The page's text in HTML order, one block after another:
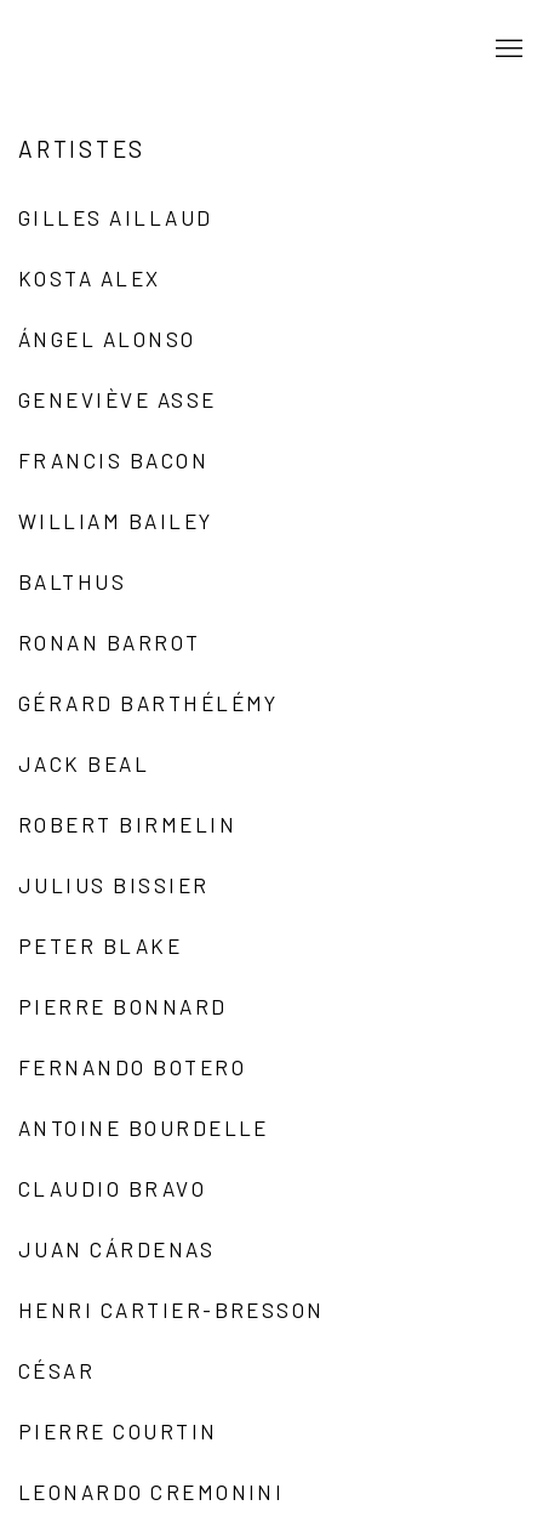
ARTISTES
GILLES AILLAUD
KOSTA ALEX
ÁNGEL ALONSO
GENEVIÈVE ASSE
FRANCIS BACON
WILLIAM BAILEY
BALTHUS
RONAN BARROT
GÉRARD BARTHÉLÉMY
JACK BEAL
ROBERT BIRMELIN
JULIUS BISSIER
PETER BLAKE
PIERRE BONNARD
FERNANDO BOTERO
ANTOINE BOURDELLE
CLAUDIO BRAVO
JUAN CÁRDENAS
HENRI CARTIER-BRESSON
CÉSAR
PIERRE COURTIN
LEONARDO CREMONINI